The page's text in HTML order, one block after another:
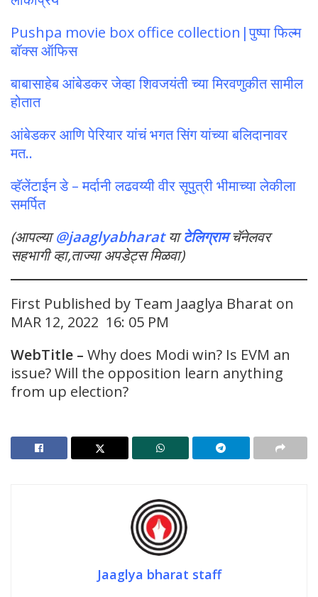
Pushpa movie box office collection|पुष्पा फिल्म
बॉक्स ऑफिस
बाबासाहेब आंबेडकर जेव्हा शिवजयंती च्या मिरवणुकीत सामील
होतात
आंबेडकर आणि पेरियार यांचं भगत सिंग यांच्या बलिदानावर
मत..
व्हॅलेंटाईन डे – मर्दानी लढवय्यी वीर सूपुत्री भीमाच्या लेकीला
समर्पित
(आपल्या@jaaglyabharat याटेलिग्राम चॅनेलवर
सहभागी व्हा,ताज्या अपडेट्स मिळवा)
First Published by Team Jaaglya Bharat on
MAR 12, 2022 16: 05 PM
WebTitle – Why does Modi win? Is EVM an
issue? Will the opposition learn anything
from up election?
Jaaglya bharat staff